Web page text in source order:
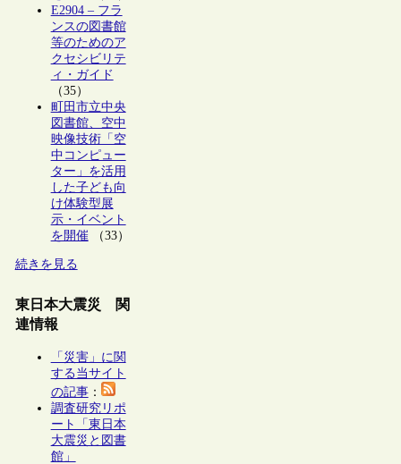
E2904 – フラ
ンスの図書館
等のためのア
クセシビリテ
ィ・ガイド
（35）
町田市立中央
図書館、空中
映像技術「空
中コンピュー
ター」を活用
した子ども向
け体験型展
示・イベント
を開催（33）
続きを見る
東日本大震災 関
連情報
「災害」に関
する当サイト
の記事：
調査研究リポ
ート「東日本
大震災と図書
館」